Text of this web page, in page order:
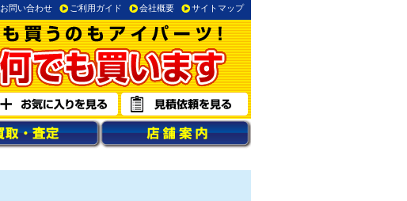
お問い合わせ ご利用ガイド 会社概要 サイトマップ